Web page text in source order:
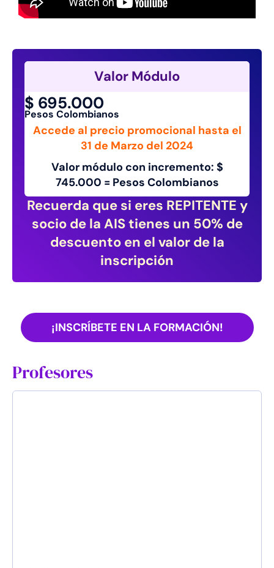
Valor Módulo
$ 695.000
Pesos Colombianos
Accede al precio promocional hasta el
31 de Marzo del 2024
Valor módulo con incremento: $
745.000 = Pesos Colombianos
Recuerda que si eres REPITENTE y
socio de la AIS tienes un 50% de
descuento en el valor de la
inscripción
¡INSCRÍBETE EN LA FORMACIÓN!
Profesores